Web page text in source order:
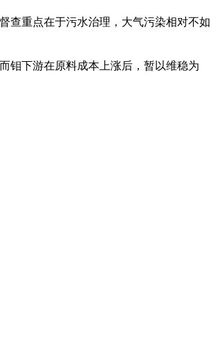
重点在于污水治理，大气污染相对不如
下游在原料成本上涨后，暂以维稳为